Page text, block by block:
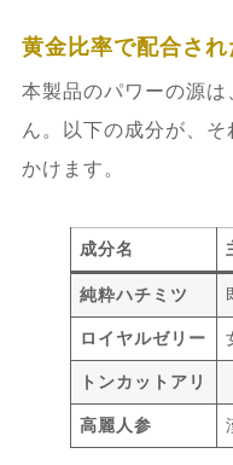
4.3.3.③ 長
月）
る購入方法【
5.1.「本物」
目での判断は
5.1.1.
危険
るべき）
黄金比率で配合さ
本製品のパワーの源
ん。以下の成分が、
かけます。
成分名
純粋ハチミツ
ロイヤルゼリー
トンカットアリ
高麗人参